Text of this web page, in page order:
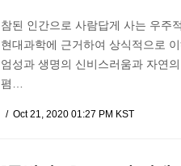
참된 인간으로 사람답게 사는 우주
현대과학에 근거하여 상식적으로
엄성과 생명의 신비스러움과 자연
폄…
Oct 21, 2020 01:27 PM KST